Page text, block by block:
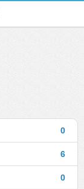
0
6
0